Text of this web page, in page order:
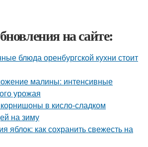
на сайте:
блюда оренбургской кухни стоит
малины: интенсивные
урожая
корнишоны в кисло-сладком
на зиму
яблок: как сохранить свежесть на